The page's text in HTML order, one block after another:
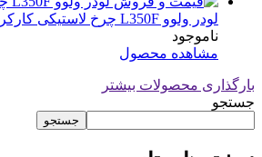
لودر ولوو L350F چرخ لاستیکی کارکرده سال 2016
ناموجود
مشاهده محصول
بارگذاری محصولات بیشتر
جستجو
جستجو